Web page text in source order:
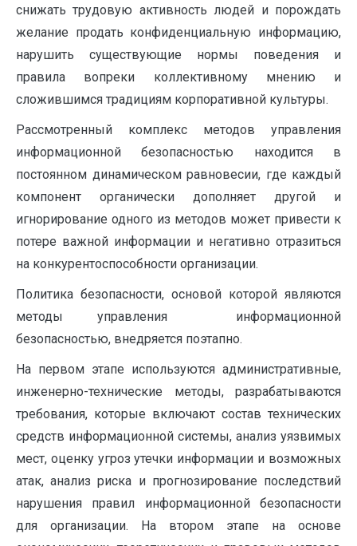
снижать трудовую активность людей и порождать
желание продать конфиденциальную информацию,
нарушить существующие нормы поведения и
правила вопреки коллективному мнению и
сложившимся традициям корпоративной культуры.
Рассмотренный комплекс методов управления
информационной безопасностью находится в
постоянном динамическом равновесии, где каждый
компонент органически дополняет другой и
игнорирование одного из методов может привести к
потере важной информации и негативно отразиться
на конкурентоспособности организации.
Политика безопасности, основой которой являются
методы управления информационной
безопасностью, внедряется поэтапно.
На первом этапе используются административные,
инженерно-технические методы, разрабатываются
требования, которые включают состав технических
средств информационной системы, анализ уязвимых
мест, оценку угроз утечки информации и возможных
атак, анализ риска и прогнозирование последствий
нарушения правил информационной безопасности
для организации. На втором этапе на основе